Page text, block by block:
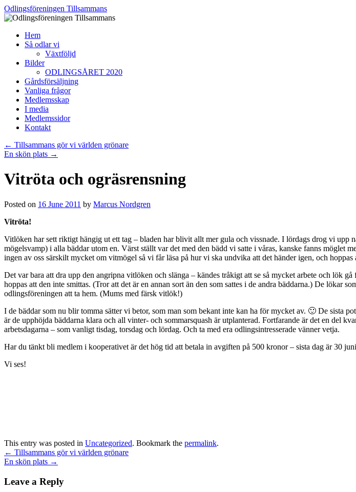
Skip
to
Odlingsföreningen Tillsammans
Hem
Så odlar vi
Växtföljd
Bilder
ODLINGSÅRET 2020
Gårdsförsäljning
Vanliga frågor
Medlemsskap
I media
Medlemssidor
Kontakt
← Tillsammans gör vi världen grönare
En skön plats →
Vitröta och ogräsrensning
Posted on 16 June 2011 by Marcus Nordgren
Vitröta!
Vitlöken har sett riktigt hängig ut ett tag – bladen har blivit allt mer gula och vissnade. I lördags drog vi upp
mögelsvamp) i alla bäddar utom en. Värst ställt var det med den bädd vi satte i våras, kanske fanns
ingen av oss särskilt mycket om vitmögel så vi får läsa på hur vi ska undvika att det händer igen, och
Det var bara att dra upp den angripna vitlöken och slänga – kändes tråkigt att se så mycket arbete och lök
hoppas att den inte smittas. (Tror att det är en annan sort än den som sattes i de andra bäddarna.) De lökar
odlingsföreningen att ta hem. (Mums med färsk vitlök!)
I de bäddar som nu blir tomma sätter vi betor, som man som bekant inte kan ha för mycket av. 🙂 De sista
är de upphöjda bäddarna klara och all vinter- och sommarsquash är utplanterad. Fortfarande är det en del
arbetsdagarna – som vanligt tisdag, torsdag och lördag. Och ta med era odlingsintresserade vänner vetja.
Har du tänkt bli medlem i kooperativet är det hög tid att betala in avgiften på 500 kronor – sista dag är 30
Vi ses!
This entry was posted in Uncategorized. Bookmark the permalink.
← Tillsammans gör vi världen grönare
En skön plats →
Leave a Reply